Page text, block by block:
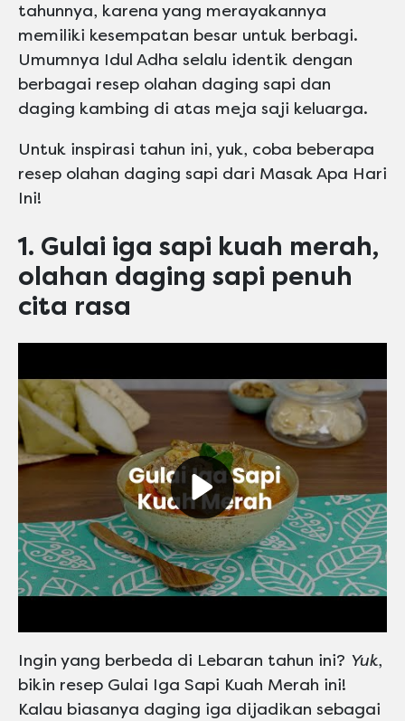
tahunnya, karena yang merayakannya
memiliki kesempatan besar untuk berbagi.
Umumnya Idul Adha selalu identik dengan
berbagai resep olahan daging sapi dan
daging kambing di atas meja saji keluarga.
Untuk inspirasi tahun ini, yuk, coba beberapa
resep olahan daging sapi dari Masak Apa Hari
Ini!
1. Gulai iga sapi kuah merah,
olahan daging sapi penuh
cita rasa
Play video Maskafini
Ingin yang berbeda di Lebaran tahun ini? Yuk,
bikin resep Gulai Iga Sapi Kuah Merah ini!
Kalau biasanya daging iga dijadikan sebagai